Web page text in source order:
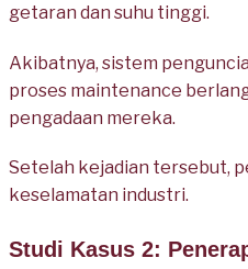
getaran dan suhu tinggi.
Akibatnya, sistem
proses maintenance
pengadaan mereka.
Setelah kejadian tersebut,
keselamatan industri.
Studi Kasus 2: